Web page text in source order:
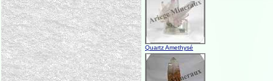
Quartz Amethysé